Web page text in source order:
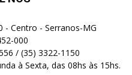
- Centro - Serranos-MG
000
/ (35) 3322-1150
à Sexta, das 08hs às 15hs.